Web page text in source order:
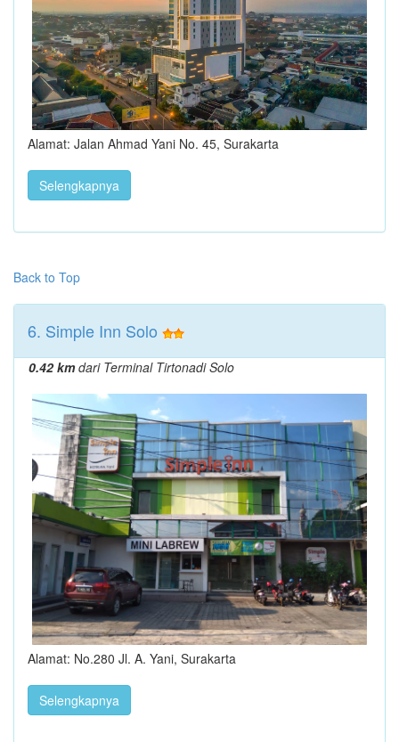
Alamat: Jalan Ahmad Yani No. 45, Surakarta
Selengkapnya
Back to Top
6. Simple Inn Solo
0.42 kmdari Terminal Tirtonadi Solo
Alamat: No.280 Jl. A. Yani, Surakarta
Selengkapnya